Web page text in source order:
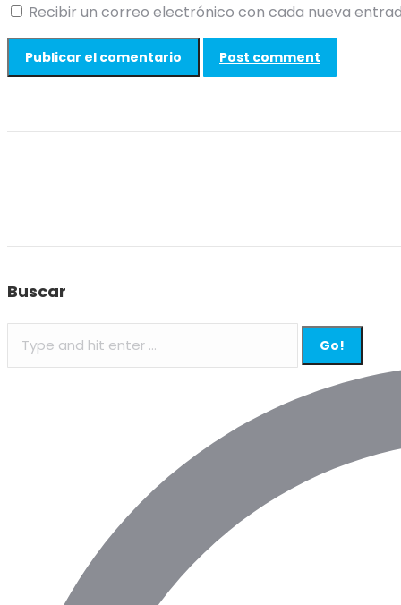
Recibir un correo electrónico con cada nueva
Post comment
Buscar